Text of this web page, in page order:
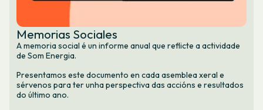
Memorias Sociales
A memoria social é un informe anual que reflicte a actividade
de Som Energia.
Presentamos este documento en cada asemblea xeral e
sérvenos para ter unha perspectiva das accións e resultados
do último ano.